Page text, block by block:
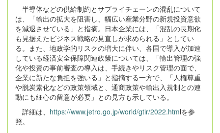
半導体などの供給制約とサプライチェーンの混乱について
は、「輸出の拡大を阻害し、幅広い産業分野の新規投資意欲
を減退させている」と指摘。日本企業には、「混乱の長期化
も見据えたビジネス戦略の見直しが求められる」としてい
る。また、地政学的リスクの増大に伴い、各国で導入が加速
している経済安全保障関連政策については、「輸出管理の強
化や投資の事前審査の導入は、手続きやリスク管理の面で、
企業に新たな負担を強いる」と指摘する一方で、「人権尊重
や脱炭素化などの政策領域と、通商政策や輸出入規制との連
動にも細心の留意が必要」との見方も示している。
詳細は、 https://www.jetro.go.jp/world/gtir/2022.htmlを参
照。